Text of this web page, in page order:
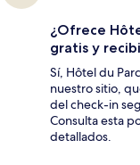
¿Ofrece
gratis y
Sí, Hôtel du
nuestro sitio,
del check-in
Consulta esta
detallados.